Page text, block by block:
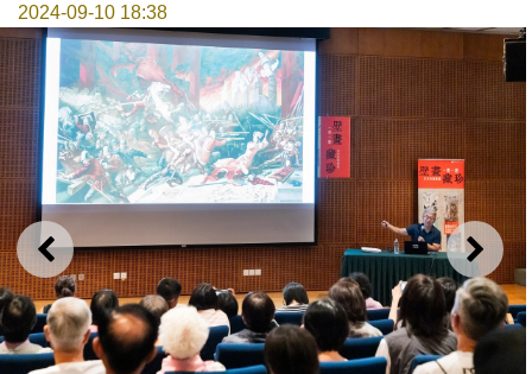
2024-09-10 18:38
上一則 下一